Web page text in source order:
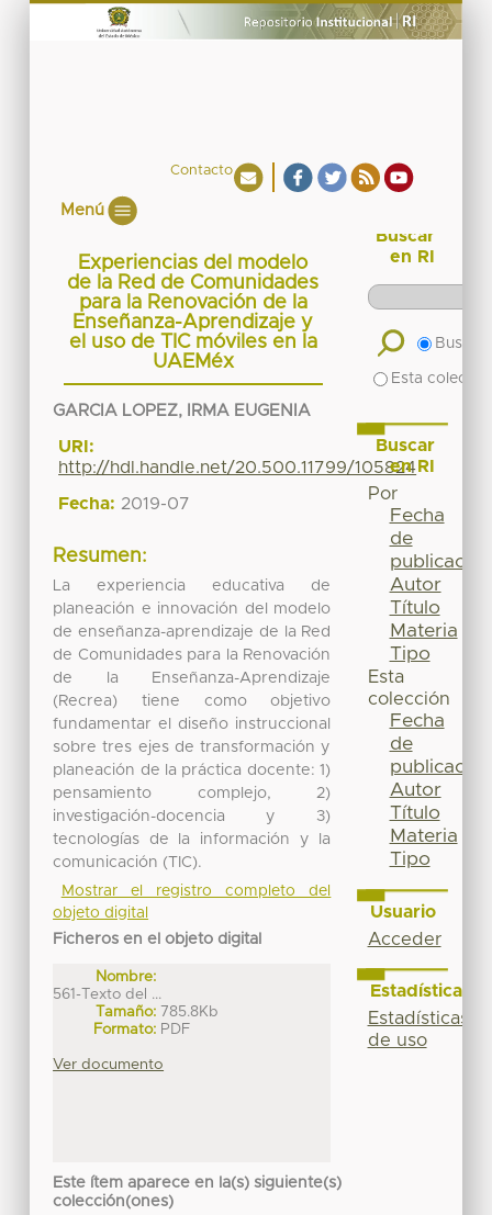
Contacto
Menú
Experiencias del modelo
de la Red de Comunidades
para la Renovación de la
Enseñanza-Aprendizaje y
el uso de TIC móviles en la
UAEMéx
GARCIA LOPEZ, IRMA EUGENIA
URI:
http://hdl.handle.net/20.500.11799/105824
Fecha: 2019-07
Resumen:
La experiencia educativa de
planeación e innovación del modelo
de enseñanza-aprendizaje de la Red
de Comunidades para la Renovación
de la Enseñanza-Aprendizaje
(Recrea) tiene como objetivo
fundamentar el diseño instruccional
sobre tres ejes de transformación y
planeación de la práctica docente: 1)
pensamiento complejo, 2)
investigación-docencia y 3)
tecnologías de la información y la
comunicación (TIC).
Mostrar el registro completo del
objeto digital
Ficheros en el objeto digital
Nombre:
561-Texto del ...
Tamaño: 785.8Kb
Formato: PDF
Ver documento
Este ítem aparece en la(s) siguiente(s)
colección(ones)
Buscar
en RI
Buscar
Esta
Buscar
en RI
Por
Fecha
de
publicación
Autor
Título
Materia
Tipo
Esta
colección
Fecha
de
publicación
Autor
Título
Materia
Tipo
Usuario
Acceder
Estadísticas
Estadísticas
de uso